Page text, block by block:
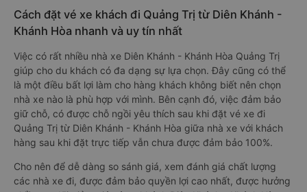
Cách đặt vé xe khách đi Quảng Trị từ Diên Khánh -
Khánh Hòa nhanh và uy tín nhất
Việc có rất nhiều nhà xe Diên Khánh - Khánh Hòa Quảng Trị
giúp cho du khách có đa dạng sự lựa chọn. Đây cũng có thể
là một điều bất lợi làm cho hàng khách không biết nên chọn
nhà xe nào là phù hợp với mình. Bên cạnh đó, việc đảm bảo
giữ chỗ, có được chỗ ngồi yêu thích sau khi đặt vé xe đi
Quảng Trị từ Diên Khánh - Khánh Hòa giữa nhà xe với khách
hàng sau khi đặt trực tiếp vẫn chưa được đảm bảo 100%.
Cho nên để dễ dàng so sánh giá, xem đánh giá chất lượng
các nhà xe đi, được đảm bảo quyền lợi cao nhất, được hưởng